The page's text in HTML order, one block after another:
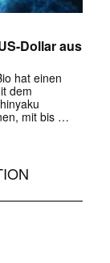
Dollar aus
hat einen
dem
mit bis …